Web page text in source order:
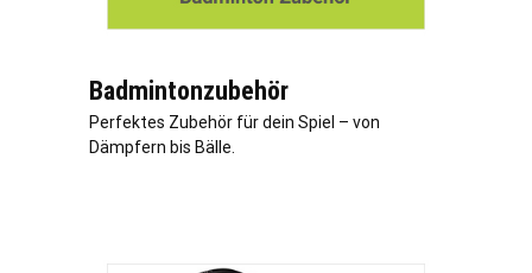
Badmintonzubehör
Perfektes Zubehör für dein Spiel – von
Dämpfern bis Bälle.